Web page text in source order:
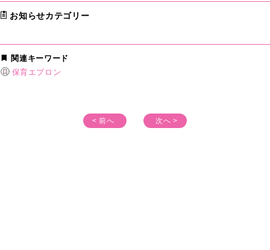
お知らせカテゴリー
関連キーワード
保育エプロン
< 前へ 次へ >